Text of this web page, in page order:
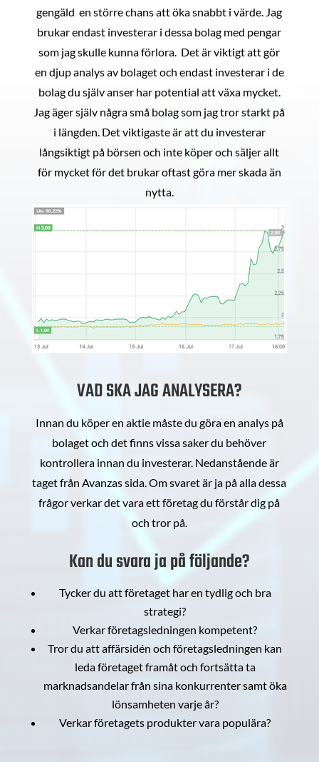
gengäld en större chans att öka snabbt i värde. Jag
brukar endast investerar i dessa bolag med pengar
som jag skulle kunna förlora. Det är viktigt att gör
en djup analys av bolaget och endast investerar i de
bolag du själv anser har potential att växa mycket.
Jag äger själv några små bolag som jag tror starkt på
i längden. Det viktigaste är att du investerar
långsiktigt på börsen och inte köper och säljer allt
för mycket för det brukar oftast göra mer skada än
nytta.
VAD SKA JAG ANALYSERA?
Innan du köper en aktie måste du göra en analys på
bolaget och det finns vissa saker du behöver
kontrollera innan du investerar. Nedanstående är
taget från Avanzas sida. Om svaret är ja på alla dessa
frågor verkar det vara ett företag du förstår dig på
och tror på.
Kan du svara ja på följande?
Tycker du att företaget har en tydlig och bra
strategi?
Verkar företagsledningen kompetent?
Tror du att affärsidén och företagsledningen kan
leda företaget framåt och fortsätta ta
marknadsandelar från sina konkurrenter samt öka
lönsamheten varje år?
Verkar företagets produkter vara populära?